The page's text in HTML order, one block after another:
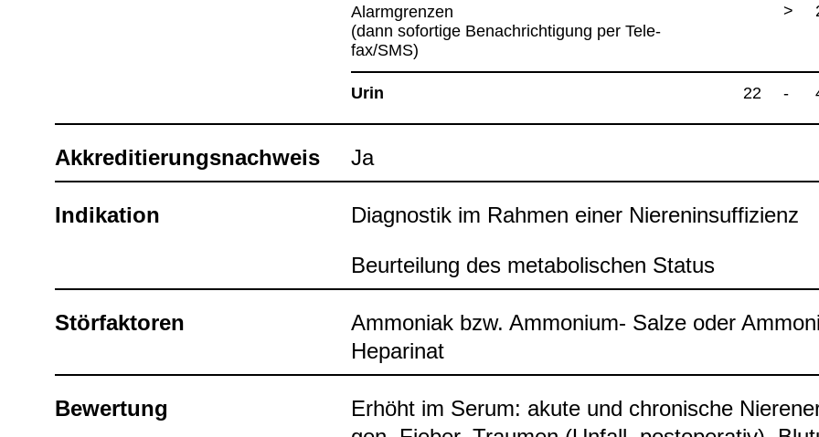
Alarm­gren­zen
(dann sofor­tige Benach­rich­ti­gung per Tele­
fax/SMS)
>
Urin 22 -
Akkre­di­tie­rungs­nach­weis Ja
Indi­ka­tion Dia­gnos­tik im Rah­men einer Nie­ren­in­suf­fi­zi­enz
Beur­tei­lung des meta­bo­li­schen Sta­tus
Stör­fak­to­ren
Ammo­niak bzw. Ammo­nium-​ Salze oder
Hepa­ri­nat
Bewer­tung
Erhöht im Serum: akute und chro­ni­sche